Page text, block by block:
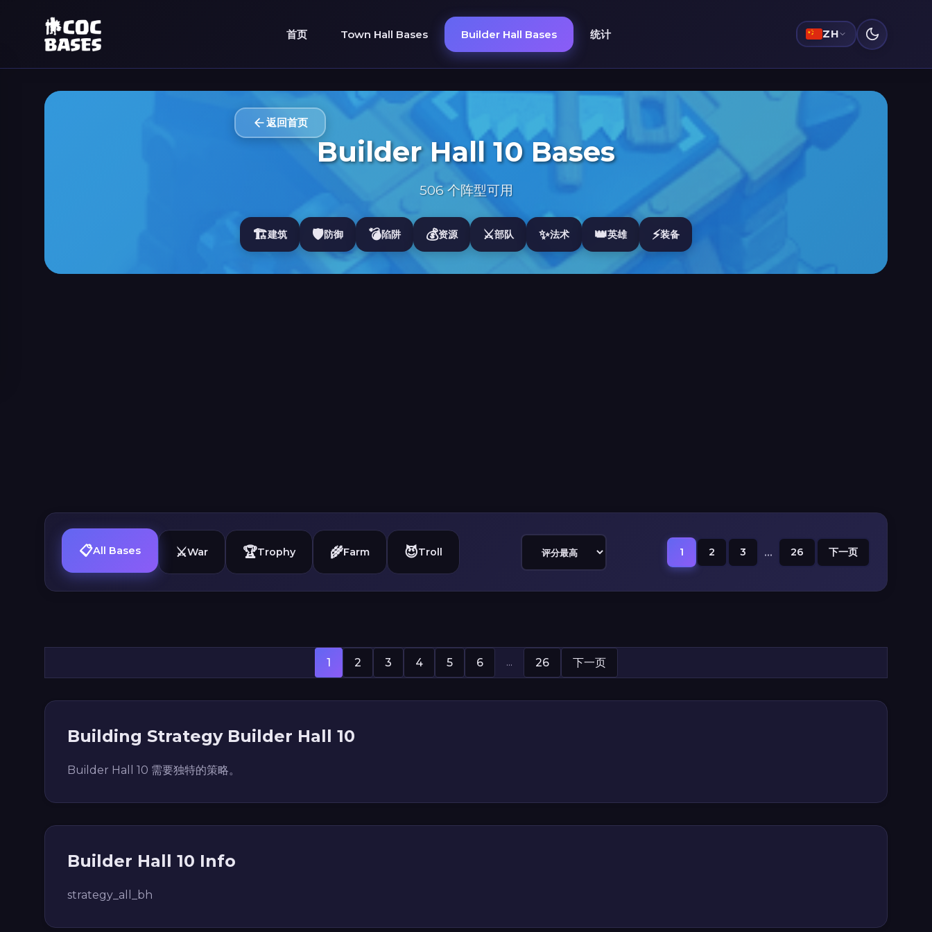
首页 Town Hall Bases Builder Hall Bases 统计 ZH
返回首页
Builder Hall 10 Bases
506 个阵型可用
🏗️建筑 🛡️防御 💣陷阱 💰资源 ⚔️部队 ✨法术 👑英雄 ⚡装备
📋All Bases ⚔️War 🏆Trophy 🌾Farm 😈Troll 1 2 3 ... 26 下一页
1 2 3 4 5 6 ... 26 下一页
Building Strategy Builder Hall 10
Builder Hall 10 需要独特的策略。
Builder Hall 10 Info
strategy_all_bh